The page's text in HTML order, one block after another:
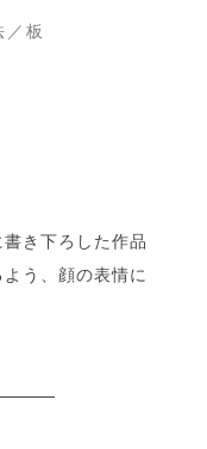
板
き下ろした作品
う、顔の表情に